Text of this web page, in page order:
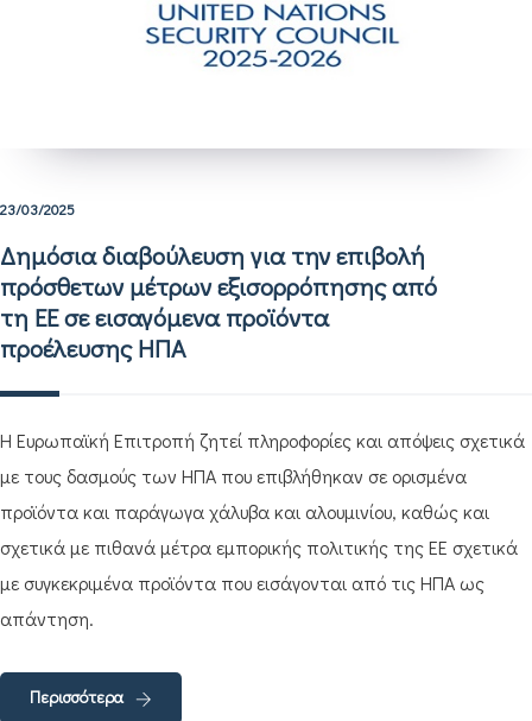
23/03/2025
Δημόσια διαβούλευση για την επιβολή
πρόσθετων μέτρων εξισορρόπησης από
τη ΕΕ σε εισαγόμενα προϊόντα
προέλευσης ΗΠΑ
Η Ευρωπαϊκή Επιτροπή ζητεί πληροφορίες και απόψεις σχετικά
με τους δασμούς των ΗΠΑ που επιβλήθηκαν σε ορισμένα
προϊόντα και παράγωγα χάλυβα και αλουμινίου, καθώς και
σχετικά με πιθανά μέτρα εμπορικής πολιτικής της ΕΕ σχετικά
με συγκεκριμένα προϊόντα που εισάγονται από τις ΗΠΑ ως
απάντηση.
Περισσότερα